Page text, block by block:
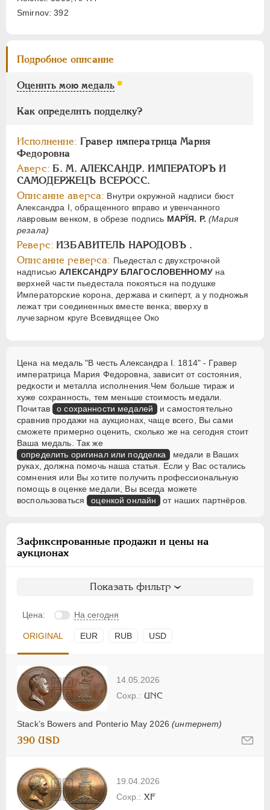
Smirnov: 392
Подробное описание
Оценить мою медаль
Как определить подделку?
Исполнение: Гравер императрица Мария
Федоровна
Аверс: Б. М. АЛЕКСАНДР. ИМПЕРАТОРЪ И
САМОДЕРЖЕЦЪ ВСЕРОСС.
Описание аверса: Внутри окружной надписи бюст
Александра I, обращенного вправо и увенчанного
лавровым венком, в обрезе подпись МАРÏЯ. P. (Мария
резала)
Реверс: ИЗБАВИТЕЛЬ НАРОДОВЪ .
Описание реверса: Пьедестал с двухстрочной
надписьюАЛЕКСАНДРУ БЛАГОСЛОВЕННОМУна
верхней части пьедестала покояться на подушке
Императорские корона, держава и скиперт, а у подножья
лежат три соединенных вместе венка; вверху в
лучезарном круге Всевидящее Око
Цена на медаль "В честь Александра I. 1814" - Гравер
императрица Мария Федоровна, зависит от состояния,
редкости и металла исполнения.Чем больше тираж и
хуже сохранность, тем меньше стоимость медали.
Почитав о сохранности медалей
и самостоятельно
сравнив продажи на аукционах, чаще всего, Вы сами
сможете примерно оценить, сколько же на сегодня стоит
Ваша медаль. Так же
определить оригинал или подделка
медали в Ваших
руках, должна помочь наша статья. Если у Вас остались
сомнения или Вы хотите получить профессиональную
помощь в оценке медали, Вы всегда можете
воспользоваться оценкой онлайн от наших партнёров.
Зафиксированные продажи и цены на
аукционах
Показать фильтр
Цена: На сегодня
ORIGINAL EUR RUB USD
14.05.2026
Stack’s Bowers and Ponterio May 2026(интернет)
UNC
390 USD
19.04.2026
XF
Цифры
НИКОЛАЙ I 1826-1855
АЛЕКСАНДР II
1855-1881
НИКОЛАЙ II 1894-1917